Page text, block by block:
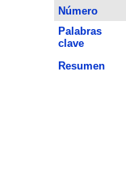
Número
Palabras
clave
Resumen